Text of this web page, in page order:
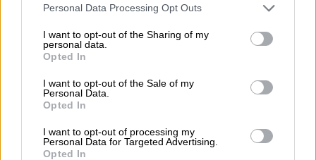
Personal Data Processing Opt Outs
I want to opt-out of the Sharing of my
personal data.
Opted In
I want to opt-out of the Sale of my
Personal Data.
Opted In
I want to opt-out of processing my
Personal Data for Targeted Advertising.
Opted In
La moderación en menos de 5
minutos